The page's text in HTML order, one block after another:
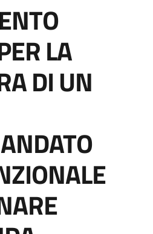
LA
DI UN